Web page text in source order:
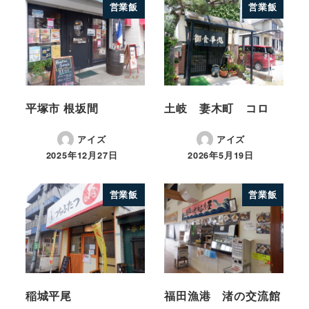
営業飯
平塚市 根坂間
アイズ
2025年12月27日
営業飯
土岐 妻木町 コロ
アイズ
2026年5月19日
営業飯
稲城平尾
営業飯
福田漁港 渚の交流館